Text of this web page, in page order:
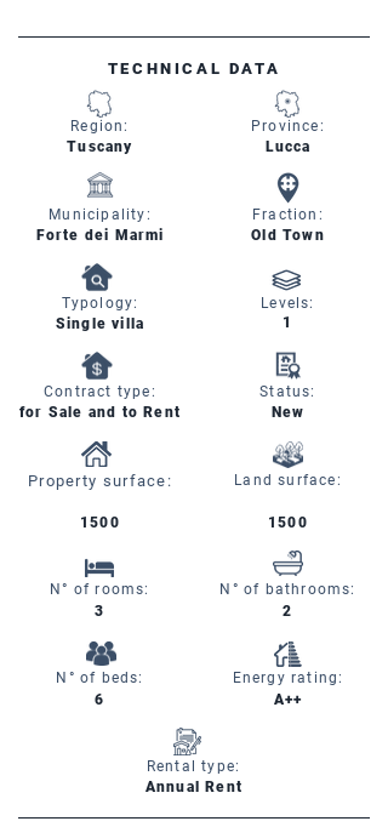
TECHNICAL DATA
Region:
Tuscany
Lucca
Province:
Municipality:
Forte dei Marmi
Fraction:
Old Town
Typology:
Single villa
Contract type:
for Sale and to Rent
Levels:
1
Status:
New
Property surface: Land surface:
1500
N° of rooms:
3
N° of beds:
6
1500
N° of bathrooms:
2
Energy rating:
A++
Rental type:
Annual Rent